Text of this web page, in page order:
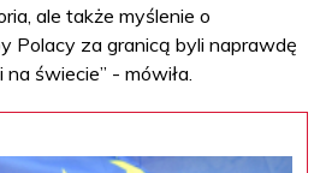
ale także myślenie o
Polacy za granicą byli naprawdę
świecie” - mówiła.